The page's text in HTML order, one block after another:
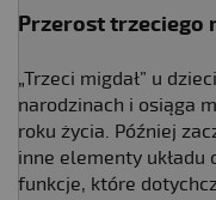
Przerost trzeciego
„Trzeci migdał” u
narodzinach i osiąga
roku życia. Później
inne elementy układu
funkcje, które